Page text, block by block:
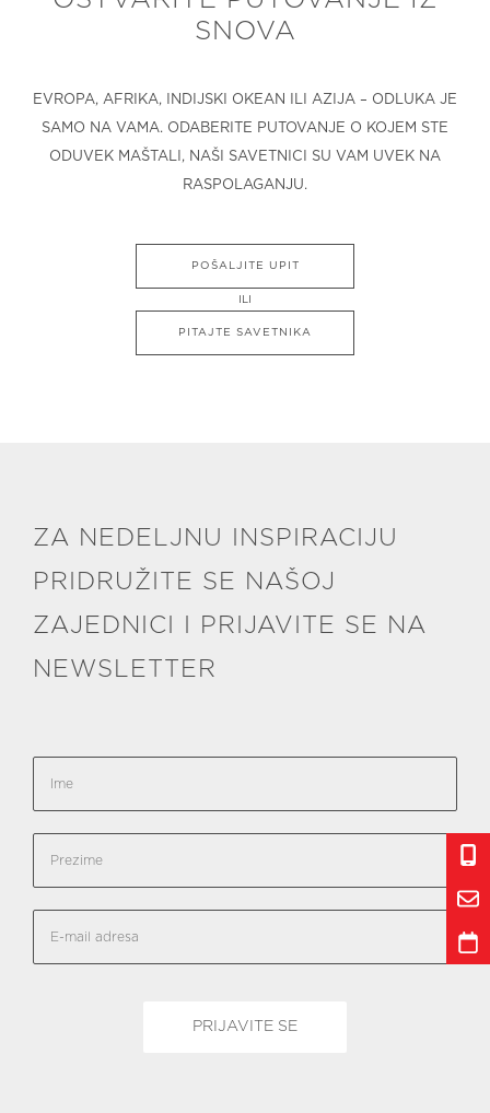
SNOVA
EVROPA, AFRIKA, INDIJSKI OKEAN ILI AZIJA – ODLUKA JE
SAMO NA VAMA. ODABERITE PUTOVANJE O KOJEM STE
ODUVEK MAŠTALI, NAŠI SAVETNICI SU VAM UVEK NA
RASPOLAGANJU.
POŠALJITE UPIT
ILI
PITAJTE SAVETNIKA
ZA NEDELJNU INSPIRACIJU
PRIDRUŽITE SE NAŠOJ
ZAJEDNICI I PRIJAVITE SE NA
NEWSLETTER